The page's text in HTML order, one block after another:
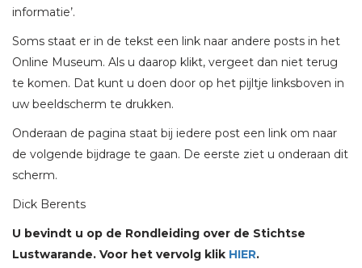
informatie’.
Soms staat er in de tekst een link naar andere posts in het
Online Museum. Als u daarop klikt, vergeet dan niet terug
te komen. Dat kunt u doen door op het pijltje linksboven in
uw beeldscherm te drukken.
Onderaan de pagina staat bij iedere post een link om naar
de volgende bijdrage te gaan. De eerste ziet u onderaan dit
scherm.
Dick Berents
U bevindt u op de Rondleiding over de Stichtse
Lustwarande. Voor het vervolg klik HIER.